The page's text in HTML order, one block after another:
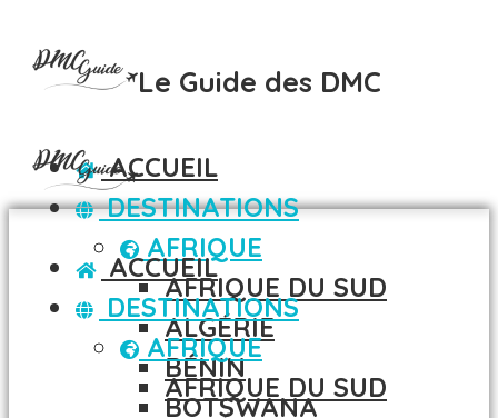
Le Guide des DMC
ACCUEIL
DESTINATIONS
AFRIQUE
AFRIQUE DU SUD
ALGÉRIE
BÉNIN
BOTSWANA
ACCUEIL
DESTINATIONS
AFRIQUE
AFRIQUE DU SUD